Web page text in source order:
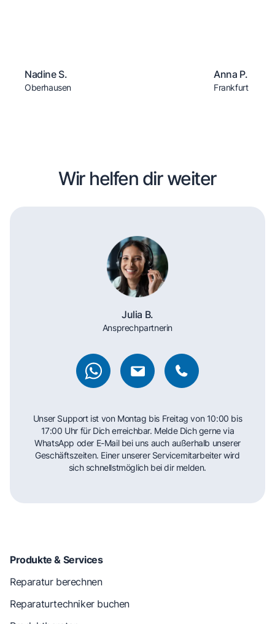
Nadine S.
Oberhausen
Anna P.
Frankfurt
Wir helfen dir weiter
Julia B.
Ansprechpartnerin
Unser Support ist von Montag bis Freitag von 10:00 bis
17:00 Uhr für Dich erreichbar. Melde Dich gerne via
WhatsApp oder E-Mail bei uns auch außerhalb unserer
Geschäftszeiten. Einer unserer Servicemitarbeiter wird
sich schnellstmöglich bei dir melden.
Produkte & Services
Reparatur berechnen
Reparaturtechniker buchen